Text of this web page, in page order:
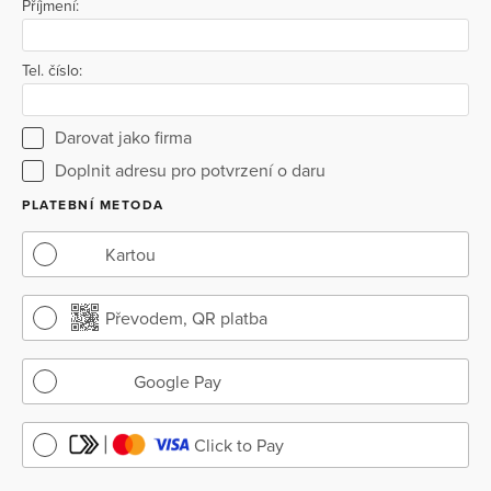
Příjmení:
Tel. číslo:
Darovat jako firma
Doplnit adresu pro potvrzení o daru
PLATEBNÍ METODA
Kartou
Převodem, QR platba
Google Pay
Click to Pay